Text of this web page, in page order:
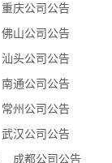
重庆公司公告
佛山公司公告
汕头公司公告
南通公司公告
常州公司公告
武汉公司公告
成都公司公告